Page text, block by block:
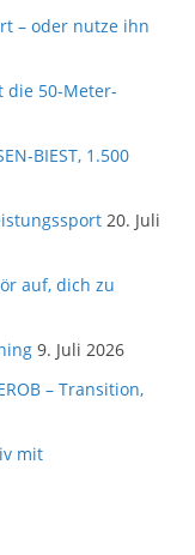
– oder nutze ihn
die 50-Meter-
BIEST, 1.500
20. Juli
auf, dich zu
9. Juli 2026
– Transition,
mit